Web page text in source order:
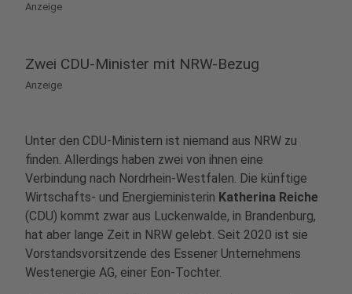
Anzeige
Zwei CDU-Minister mit NRW-Bezug
Anzeige
Unter den CDU-Ministern ist niemand aus NRW zu
finden. Allerdings haben zwei von ihnen eine
Verbindung nach Nordrhein-Westfalen. Die künftige
Wirtschafts- und Energieministerin Katherina Reiche
(CDU) kommt zwar aus Luckenwalde, in Brandenburg,
hat aber lange Zeit in NRW gelebt. Seit 2020 ist sie
Vorstandsvorsitzende des Essener Unternehmens
Westenergie AG, einer Eon-Tochter.